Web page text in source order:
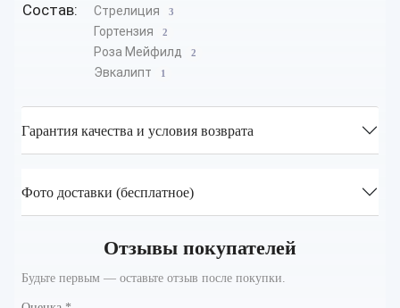
Состав: Стрелиция 3
Гортензия 2
Роза Мейфилд 2
Эвкалипт 1
Гарантия качества и условия возврата
Фото доставки (бесплатное)
Отзывы покупателей
Будьте первым — оставьте отзыв после покупки.